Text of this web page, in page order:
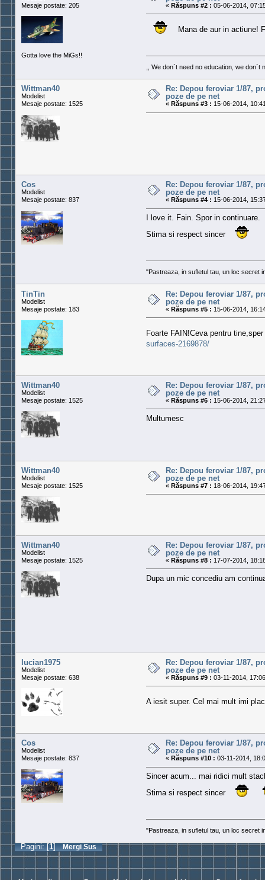
Mesaje postate: 205
Gotta love the MiGs!!
« Răspuns #2 : 05-06-2014,
Mana de aur in actiune!
,, We don`t need no education, we
Wittman40
Modelist
Mesaje postate: 1525
Re: Depou feroviar 1/87,
poze de pe net
« Răspuns #3 : 15-06-2014,
Cos
Modelist
Mesaje postate: 837
Re: Depou feroviar 1/87,
poze de pe net
« Răspuns #4 : 15-06-2014,
I love it. Fain. Spor in continuare.
Stima si respect sincer
"Pastreaza, in sufletul tau, un loc secret
TinTin
Modelist
Mesaje postate: 183
Re: Depou feroviar 1/87,
poze de pe net
« Răspuns #5 : 15-06-2014,
Foarte FAIN!Ceva pentru
surfaces-2169878/
Wittman40
Modelist
Mesaje postate: 1525
Re: Depou feroviar 1/87,
poze de pe net
« Răspuns #6 : 15-06-2014,
Multumesc
Wittman40
Modelist
Mesaje postate: 1525
Re: Depou feroviar 1/87,
poze de pe net
« Răspuns #7 : 18-06-2014,
Wittman40
Modelist
Mesaje postate: 1525
Re: Depou feroviar 1/87,
poze de pe net
« Răspuns #8 : 17-07-2014,
Dupa un mic concediu am
lucian1975
Modelist
Mesaje postate: 638
Re: Depou feroviar 1/87,
poze de pe net
« Răspuns #9 : 03-11-2014,
A iesit super. Cel mai mult imi
Cos
Modelist
Mesaje postate: 837
Re: Depou feroviar 1/87,
poze de pe net
« Răspuns #10 : 03-11-2014,
Sincer acum... mai ridici mult
Stima si respect sincer
"Pastreaza, in sufletul tau, un loc secret
Pagini: [1]Mergi Sus